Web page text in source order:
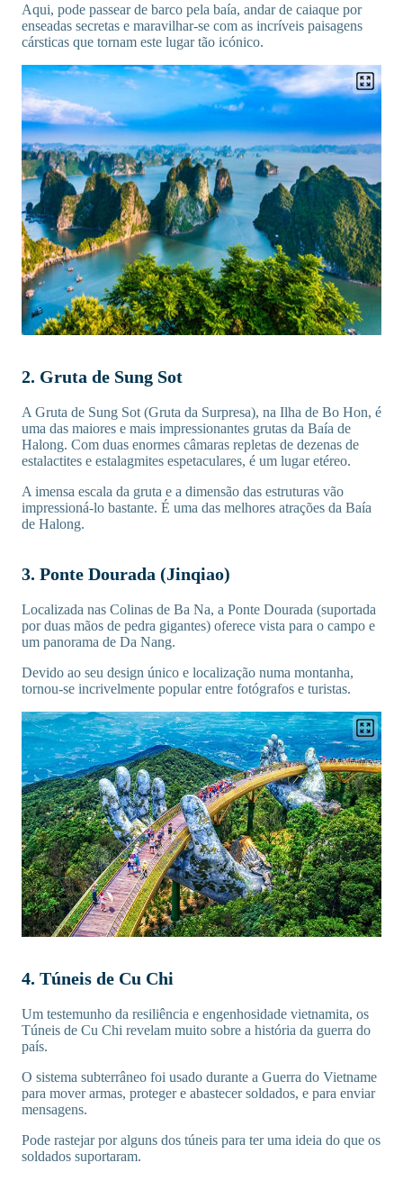
Aqui, pode passear de barco pela baía, andar de caiaque por
enseadas secretas e maravilhar-se com as incríveis paisagens
cársticas que tornam este lugar tão icónico.
2. Gruta de Sung Sot
A Gruta de Sung Sot (Gruta da Surpresa), na Ilha de Bo Hon, é
uma das maiores e mais impressionantes grutas da Baía de
Halong. Com duas enormes câmaras repletas de dezenas de
estalactites e estalagmites espetaculares, é um lugar etéreo.
A imensa escala da gruta e a dimensão das estruturas vão
impressioná-lo bastante. É uma das melhores atrações da Baía
de Halong.
3. Ponte Dourada (Jinqiao)
Localizada nas Colinas de Ba Na, a Ponte Dourada (suportada
por duas mãos de pedra gigantes) oferece vista para o campo e
um panorama de Da Nang.
Devido ao seu design único e localização numa montanha,
tornou-se incrivelmente popular entre fotógrafos e turistas.
4. Túneis de Cu Chi
Um testemunho da resiliência e engenhosidade vietnamita, os
Túneis de Cu Chi revelam muito sobre a história da guerra do
país.
O sistema subterrâneo foi usado durante a Guerra do Vietname
para mover armas, proteger e abastecer soldados, e para enviar
mensagens.
Pode rastejar por alguns dos túneis para ter uma ideia do que os
soldados suportaram.